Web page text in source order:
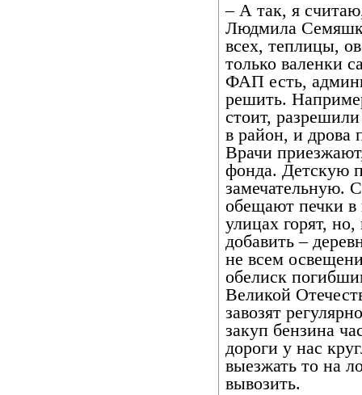
– А так, я
Людмила
всех, теплицы,
только валенки
ФАП есть,
решить.
стоит,
в район, и дрова
Врачи
фонда. Детскую
замечательную.
обещают печки в
улицах горят,
добавить –
не всем
обелиск
Великой
завозят
закуп бензина
дороги у нас
выезжать то на
вывозить.